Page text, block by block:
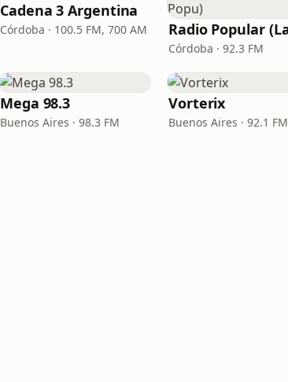
Cadena 3 Argentina
Córdoba · 100.5 FM, 700 AM
Córdoba · 92.3 FM
Mega 98.3
Buenos Aires · 98.3 FM
Vorterix
Buenos Aires · 92.1 FM